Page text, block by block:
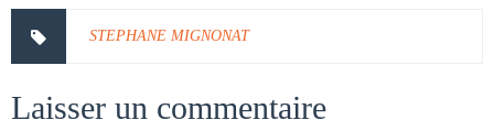
STEPHANE MIGNONAT
Laisser un commentaire